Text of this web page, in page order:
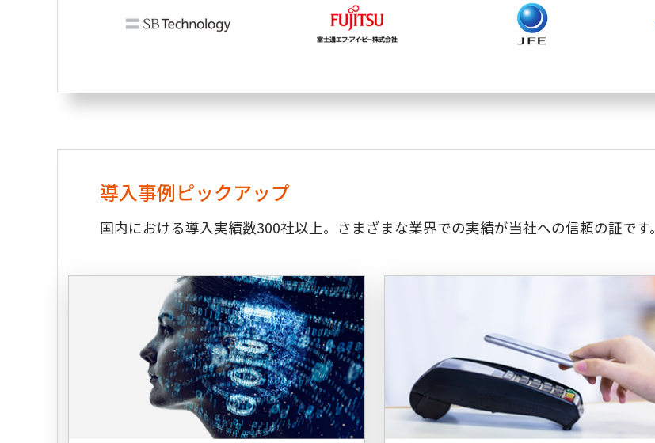
導入事例ピックアップ
国内における導入実績数300社以上。さまざまな業界での実績が当社への信頼の証です。